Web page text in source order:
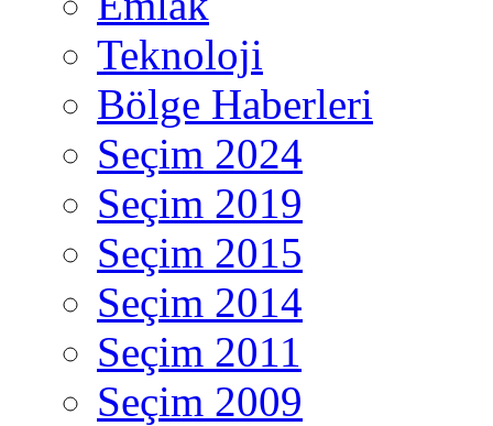
Teknoloji
Bölge Haberleri
Seçim 2024
Seçim 2019
Seçim 2015
Seçim 2014
Seçim 2011
Seçim 2009